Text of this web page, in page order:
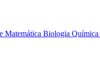
Matemática Biologia Química